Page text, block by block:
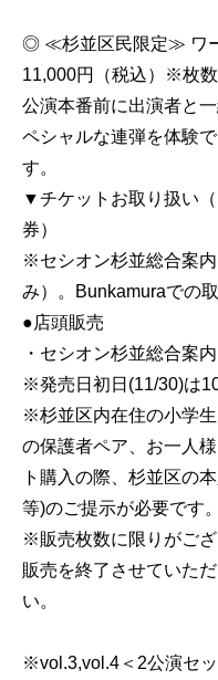
◎ ≪杉並区民限定≫ ワー
11,000円（税込）※枚
公演本番前に出演者と
ペシャルな連弾を体験
す。
▼チケットお取り扱い
券）
※セシオン杉並総合案
み）。Bunkamuraでの
●店頭販売
・セシオン杉並総合案
※発売日初日(11/30)は
※杉並区内在住の小学
の保護者ペア、お一人
ト購入の際、杉並区の
等)のご提示が必要です。
※販売枚数に限りがござ
販売を終了させていた
い。
※vol.3,vol.4＜2公演セ